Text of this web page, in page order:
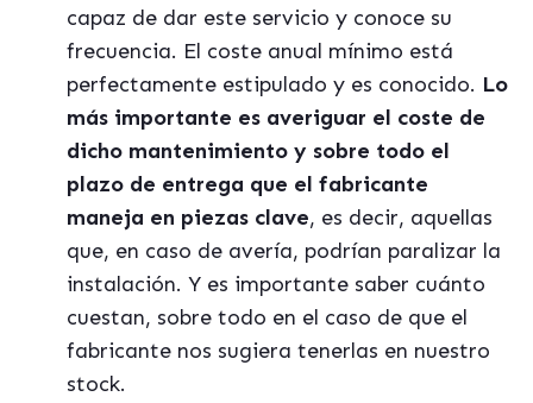
capaz de dar este servicio y conoce su
frecuencia. El coste anual mínimo está
perfectamente estipulado y es conocido. Lo
más importante es averiguar el coste de
dicho mantenimiento y sobre todo el
plazo de entrega que el fabricante
maneja en piezas clave, es decir, aquellas
que, en caso de avería, podrían paralizar la
instalación. Y es importante saber cuánto
cuestan, sobre todo en el caso de que el
fabricante nos sugiera tenerlas en nuestro
stock.